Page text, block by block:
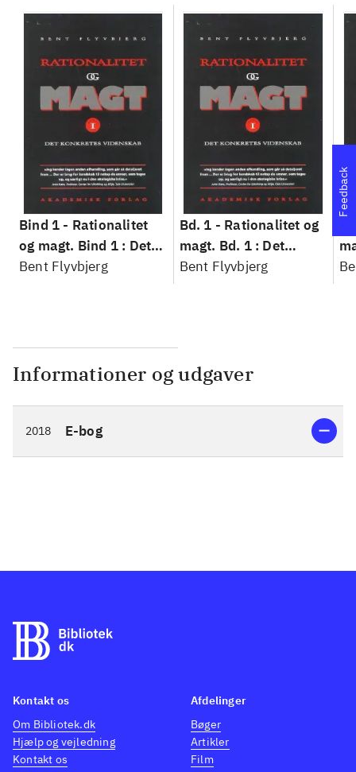
Bind 1 - Rationalitet
og magt. Bind 1 : Det
konkretes videnskab
Bent Flyvbjerg
Bd. 1 - Rationalitet og
magt. Bd. 1 : Det
konkretes videnskab
Bent Flyvbjerg
Informationer og udgaver
2018 E-bog
Feedback
Kontakt os
Om Bibliotek.dk
Hjælp og vejledning
Kontakt os
Afdelinger
Bøger
Artikler
Film